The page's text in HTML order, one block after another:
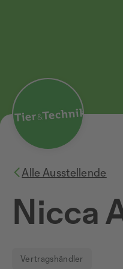
Alle Ausstellende
Nicca
Vertragshändler